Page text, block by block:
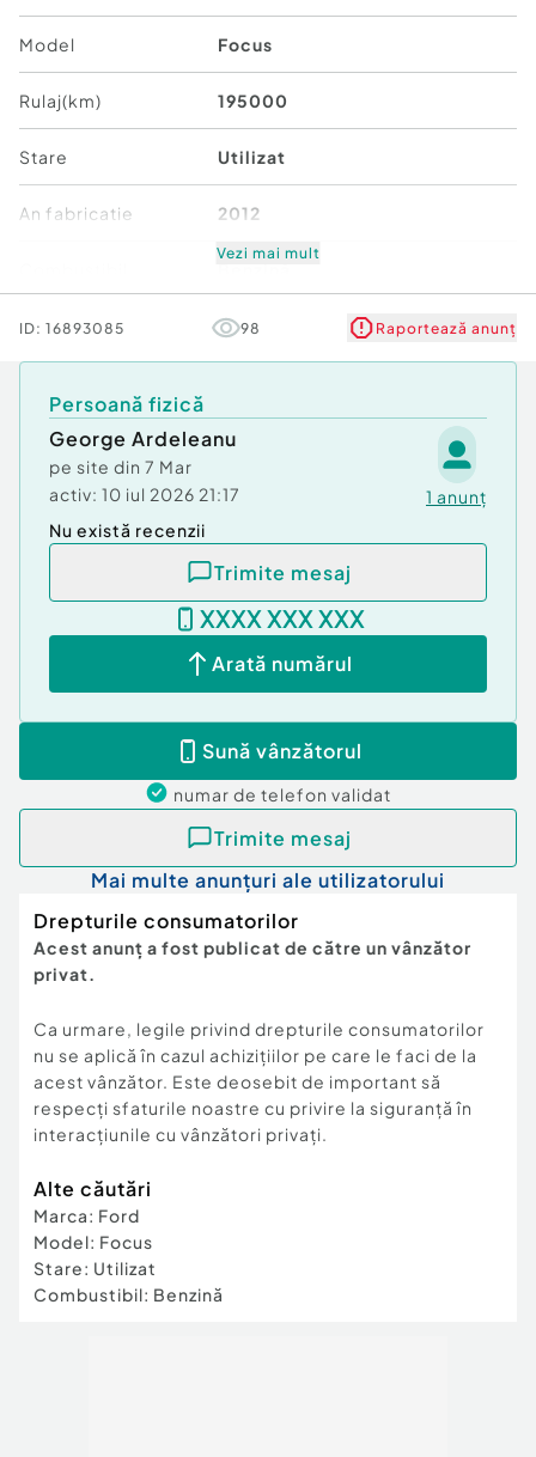
Model Focus
Rulaj(km) 195000
Stare Utilizat
An fabricatie 2012
Verifică km
Vezi mai mult
ID: 16893085 98 Raportează anunț
Persoană fizică
George Ardeleanu
pe site din 7 Mar
activ: 10 iul 2026 21:17 1 anunț
Nu există recenzii
Trimite mesaj
XXXX XXX XXX
Arată numărul
Sună vânzătorul
numar de telefon validat
Trimite mesaj
Mai multe anunțuri ale utilizatorului
Drepturile consumatorilor
Acest anunț a fost publicat de către un vânzător
privat.
Ca urmare, legile privind drepturile consumatorilor
nu se aplică în cazul achizițiilor pe care le faci de la
acest vânzător. Este deosebit de important să
respecți sfaturile noastre cu privire la siguranță în
interacțiunile cu vânzători privați.
Alte căutări
Marca: Ford
Model: Focus
Stare: Utilizat
Combustibil: Benzină